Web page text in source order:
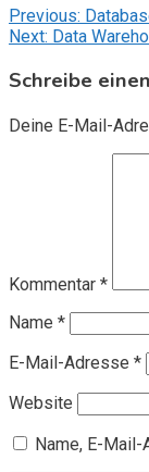
Previous:
Next: Data
Schreibe
Deine E-Mail-
Kommentar *
Name *
E-Mail-Adresse *
Website
Name, E-